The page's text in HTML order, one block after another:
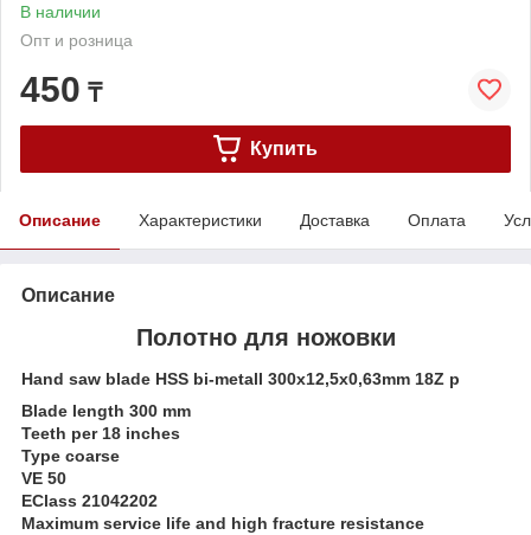
В наличии
Опт и розница
450 ₸
Купить
Описание Характеристики Доставка Оплата
Описание
Полотно для ножовки
Hand saw blade HSS bi-metall 300x12,5x0,63mm 18Z p
Blade length 300 mm
Teeth per 18 inches
Type coarse
VE 50
EClass 21042202
Maximum service life and high fracture resistance